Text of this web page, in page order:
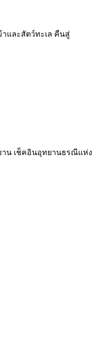
าและสัตว์ทะเล คืนสู่
าน เช็คอินอุทยานธรณีแห่ง